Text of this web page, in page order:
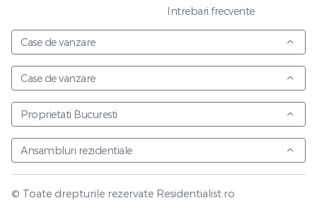
Intrebari frecvente
Case de vanzare
Case de vanzare
Proprietati Bucuresti
Ansambluri rezidentiale
© Toate drepturile rezervate Residentialist.ro